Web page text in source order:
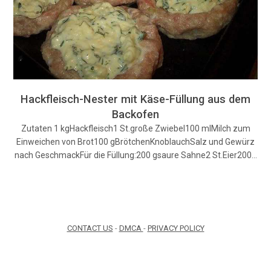
Hackfleisch-Nester mit Käse-Füllung aus dem
Backofen
Zutaten 1 kgHackfleisch1 St.große Zwiebel100 mlMilch zum
Einweichen von Brot100 gBrötchenKnoblauchSalz und Gewürz
nach GeschmackFür die Füllung:200 gsaure Sahne2 St.Eier200…
CONTACT US - DMCA - PRIVACY POLICY